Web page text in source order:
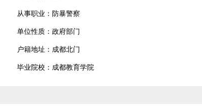
从事职业：防暴警察
单位性质：政府部门
户籍地址：成都北门
毕业院校：成都教育学院